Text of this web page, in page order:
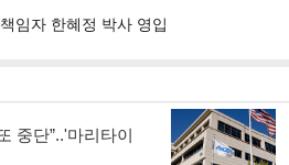
임자 한혜정 박사 영입
중단”..'마리타이